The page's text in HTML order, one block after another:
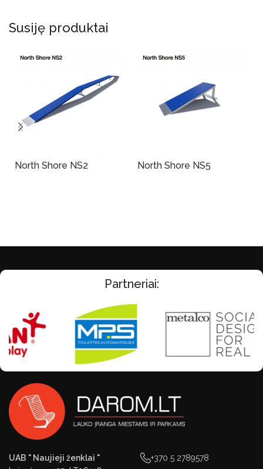
Susiję produktai
North Shore NS2 North Shore NS5
Partneriai:
UAB " Naujieji ženklai "
+370 5 2789578